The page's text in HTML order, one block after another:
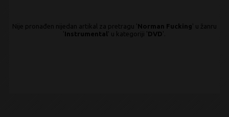
Nije pronađen nijedan artikal za pretragu 'Norman Fucking' u žanru
'Instrumental ' u kategoriji 'DVD'.